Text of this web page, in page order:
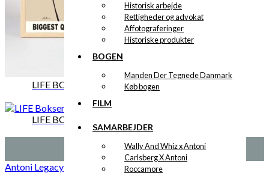
Historisk arbejde
Rettigheder og advokat
Affotograferinger
Historiske produkter
BOGEN
Manden Der Tegnede Danmark
Køb bogen
FILM
SAMARBEJDER
Wally And Whiz x Antoni
Carlsberg X Antoni
Roccamore
LIFE BOKSEREN | VERSION 2
LIFE BOKSEREN | VERSION 3
Antoni Legacy